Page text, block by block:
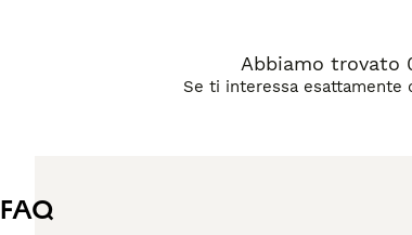
Abbiamo trovato
Se ti interessa esattamente
FAQ